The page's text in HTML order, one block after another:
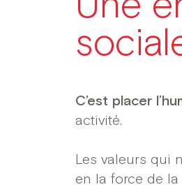
C’est placer
activité.​
Les valeurs
en la force de la